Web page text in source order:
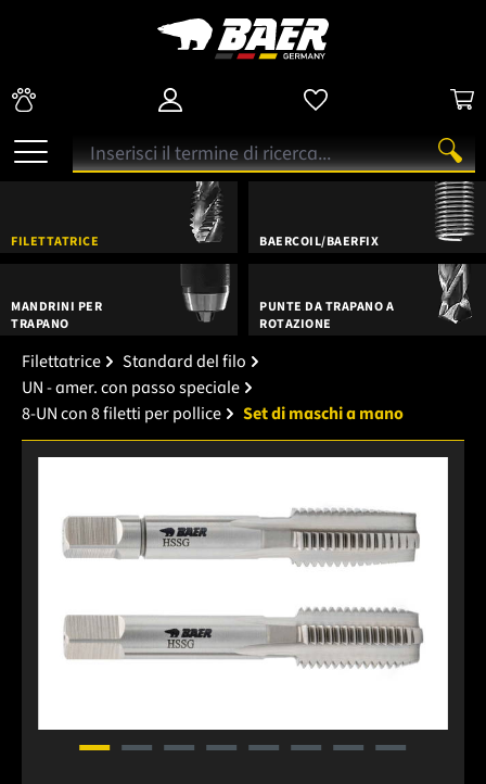
FILETTATRICE BAERCOIL/BAERFIX
MANDRINI PER
TRAPANO
PUNTE DA TRAPANO A
ROTAZIONE
Filettatrice
Standard del filo
UN - amer. con passo speciale
8-UN con 8 filetti per pollice
Set di maschi a mano